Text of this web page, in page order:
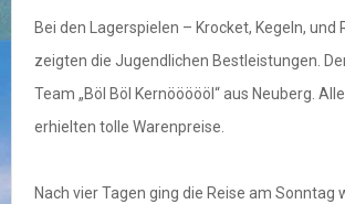
Bei den Lagerspielen – Krocket, Kegeln, und
zeigten die Jugendlichen Bestleistungen.
Team „Böl Böl Kernöööööl“ aus Neuberg.
erhielten tolle Warenpreise.
Nach vier Tagen ging die Reise am Sonntag